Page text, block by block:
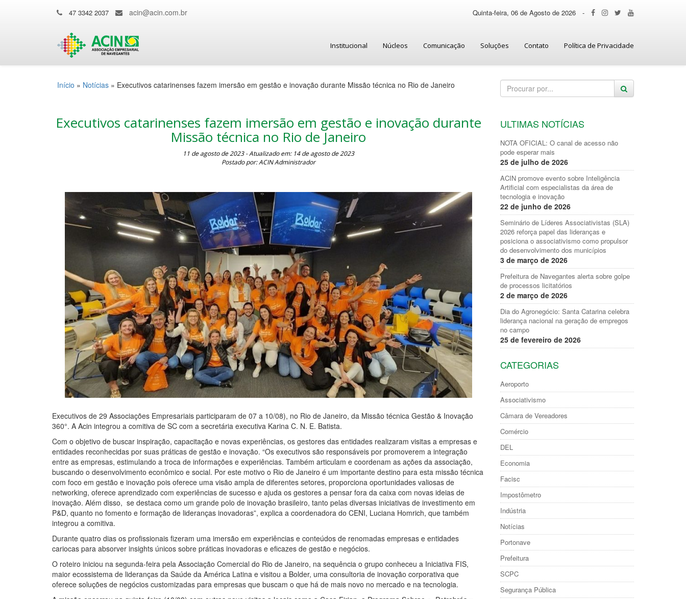
47 3342 2037 acin@acin.com.br Quinta-feira, 06 de Agosto de 2026 -
Institucional Núcleos Comunicação Soluções Contato Política de Privacidade
Início » Notícias » Executivos catarinenses fazem imersão em gestão e inovação durante Missão técnica no Rio de Janeiro
Executivos catarinenses fazem imersão em gestão e inovação durante
Missão técnica no Rio de Janeiro
11 de agosto de 2023 - Atualizado em: 14 de agosto de 2023
Postado por: ACIN Administrador
Executivos de 29 Associações Empresariais participaram de 07 a 10/08), no Rio de Janeiro, da Missão técnica Gestão & Inovação
360°. A Acin integrou a comitiva de SC com a secretária executiva Karina C. N. E. Batista.
Com o objetivo de buscar inspiração, capacitação e novas experiências, os gestores das entidades realizaram visitas a empresas e
entidades reconhecidas por suas práticas de gestão e inovação. “Os executivos são responsáveis por promoverem a integração
entre as empresas, estimulando a troca de informações e experiências. Também articulam e coordenam as ações da associação,
buscando o desenvolvimento econômico e social. Por este motivo o Rio de Janeiro é um importante destino para esta missão técnica
com foco em gestão e inovação pois oferece uma visão ampla de diferentes setores, proporciona oportunidades valiosas de
networking, oferece aprendizado com experiências de sucesso e ajuda os gestores a pensar fora da caixa com novas ideias de
inovação. Além disso, se destaca como um grande polo de inovação brasileiro, tanto pelas diversas iniciativas de investimento em
P&D, quanto no fomento e formação de lideranças inovadoras”, explica a coordenadora do CENI, Luciana Homrich, que também
integrou a comitiva.
Durante quatro dias os profissionais fizeram uma imersão em experiências e conteúdos de renomadas empresas e entidades
cariocas para absorver insights únicos sobre práticas inovadoras e eficazes de gestão e negócios.
O roteiro iniciou na segunda-feira pela Associação Comercial do Rio de Janeiro, na sequência o grupo conheceu a Iniciativa FIS,
maior ecossistema de lideranças da Saúde da América Latina e visitou a Bolder, uma consultoria de inovação corporativa que
oferece soluções de negócios customizadas para empresas que buscam o que há de mais novo no mercado e na tecnologia.
ULTIMAS NOTÍCIAS
NOTA OFICIAL: O canal de acesso não
pode esperar mais
25 de julho de 2026
ACIN promove evento sobre Inteligência
Artificial com especialistas da área de
tecnologia e inovação
22 de junho de 2026
Seminário de Líderes Associativistas (SLA)
2026 reforça papel das lideranças e
posiciona o associativismo como propulsor
do desenvolvimento dos municípios
3 de março de 2026
Prefeitura de Navegantes alerta sobre golpe
de processos licitatórios
2 de março de 2026
Dia do Agronegócio: Santa Catarina celebra
liderança nacional na geração de empregos
no campo
25 de fevereiro de 2026
CATEGORIAS
Aeroporto
Associativismo
Câmara de Vereadores
Comércio
DEL
Economia
Facisc
Impostômetro
Indústria
Notícias
Portonave
Prefeitura
SCPC
Segurança Pública